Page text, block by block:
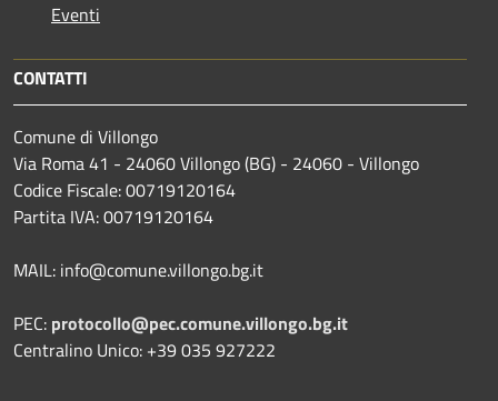
Eventi
CONTATTI
Comune di Villongo
Via Roma 41 - 24060 Villongo (BG) - 24060 - Villongo
Codice Fiscale: 00719120164
Partita IVA: 00719120164
MAIL: info@comune.villongo.bg.it
PEC: protocollo@pec.comune.villongo.bg.it
Centralino Unico: +39 035 927222